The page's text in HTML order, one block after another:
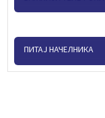
ПИТАЈ НАЧЕЛНИКА